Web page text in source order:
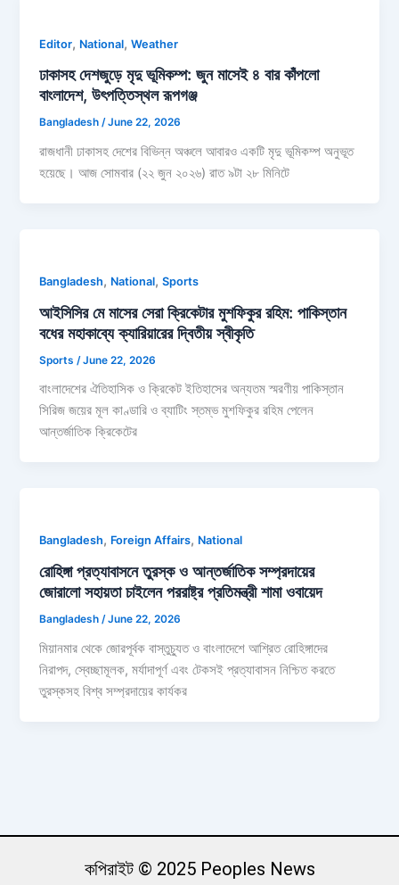
Editor, National,Weather
ঢাকাসহ দেশজুড়ে মৃদু ভূমিকম্প: জুন মাসেই ৪ বার কাঁপলো
বাংলাদেশ, উৎপত্তিস্থল রূপগঞ্জ
Bangladesh/June 22, 2026
রাজধানী ঢাকাসহ দেশের বিভিন্ন অঞ্চলে আবারও একটি মৃদু ভূমিকম্প অনুভূত
হয়েছে। আজ সোমবার (২২ জুন ২০২৬) রাত ৯টা ২৮ মিনিটে
Bangladesh, National,Sports
আইসিসির মে মাসের সেরা ক্রিকেটার মুশফিকুর রহিম: পাকিস্তান
বধের মহাকাব্যে ক্যারিয়ারের দ্বিতীয় স্বীকৃতি
Sports /June 22, 2026
বাংলাদেশের ঐতিহাসিক ও ক্রিকেট ইতিহাসের অন্যতম স্মরণীয় পাকিস্তান
সিরিজ জয়ের মূল কাণ্ডারি ও ব্যাটিং স্তম্ভ মুশফিকুর রহিম পেলেন
আন্তর্জাতিক ক্রিকেটের
Bangladesh, Foreign Affairs, National
রোহিঙ্গা প্রত্যাবাসনে তুরস্ক ও আন্তর্জাতিক সম্প্রদায়ের
জোরালো সহায়তা চাইলেন পররাষ্ট্র প্রতিমন্ত্রী শামা ওবায়েদ
Bangladesh/June 22, 2026
মিয়ানমার থেকে জোরপূর্বক বাস্তুচ্যুত ও বাংলাদেশে আশ্রিত রোহিঙ্গাদের
নিরাপদ, স্বেচ্ছামূলক, মর্যাদাপূর্ণ এবং টেকসই প্রত্যাবাসন নিশ্চিত করতে
তুরস্কসহ বিশ্ব সম্প্রদায়ের কার্যকর
কপিরাইট © 2025 Peoples News